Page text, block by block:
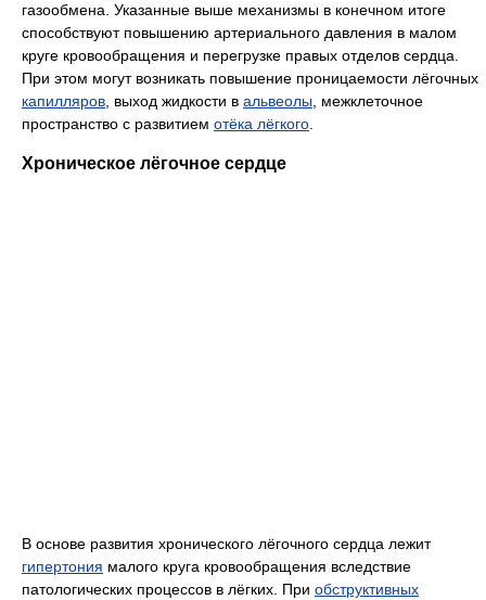
газообмена. Указанные выше механизмы в конечном итоге
способствуют повышению артериального давления в малом
круге кровообращения и перегрузке правых отделов сердца.
При этом могут возникать повышение проницаемости лёгочных
капилляров , выход жидкости в альвеолы , межклеточное
пространство с развитием отёка лёгкого
Хроническое лёгочное сердце
В основе развития хронического лёгочного сердца лежит
гипертония малого круга кровообращения вследствие
патологических процессов в лёгких. При обструктивных